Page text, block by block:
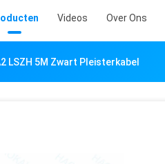
Videos Over Ons
LSZH 5M Zwart Pleisterkabel